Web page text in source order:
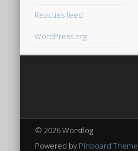
Reacties feed
WordPress.org
© 2026 Worstlog
Powered by Pinboard Theme